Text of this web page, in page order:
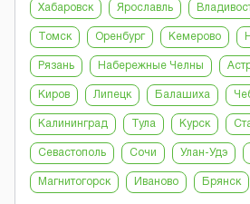
Хабаровск Ярославль
Томск Оренбург Кемерово
Рязань Набережные Челны
Киров Липецк Балашиха
Калининград Тула Курск
Севастополь Сочи Улан-Удэ
Магнитогорск Иваново Брянск